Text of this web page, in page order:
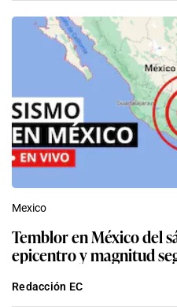
Mexico
Temblor en México del
epicentro y magnitud
Redacción EC